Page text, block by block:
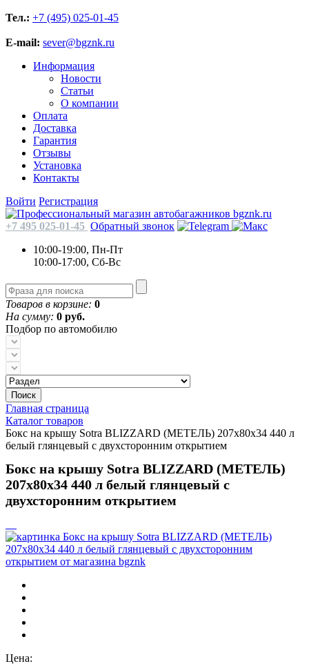
Тел.: +7 (495) 025-01-45
E-mail: sever@bgznk.ru
Информация
Новости
Статьи
О компании
Оплата
Доставка
Гарантия
Отзывы
Установка
Контакты
Войти Регистрация
+7 495 025-01-45 Обратный звонок
10:00-19:00, Пн-Пт
10:00-17:00, Сб-Вс
Товаров в корзине: 0
На сумму: 0 руб.
Подбор по автомобилю
Поиск
Главная страница
Каталог товаров
Бокс на крышу Sotra BLIZZARD (МЕТЕЛЬ) 207х80х34 440 л
белый глянцевый с двухсторонним открытием
Бокс на крышу Sotra BLIZZARD (МЕТЕЛЬ)
207х80х34 440 л белый глянцевый с
двухсторонним открытием
Цена: